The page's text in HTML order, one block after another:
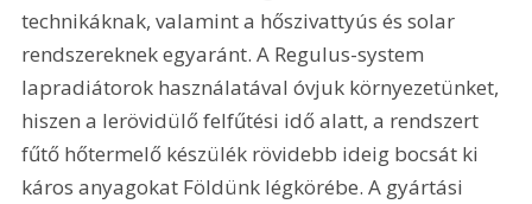
technikáknak, valamint a hőszivattyús és solar
rendszereknek egyaránt. A Regulus-system
lapradiátorok használatával óvjuk környezetünket,
hiszen a lerövidülő felfűtési idő alatt, a rendszert
fűtő hőtermelő készülék rövidebb ideig bocsát ki
káros anyagokat Földünk légkörébe. A gyártási